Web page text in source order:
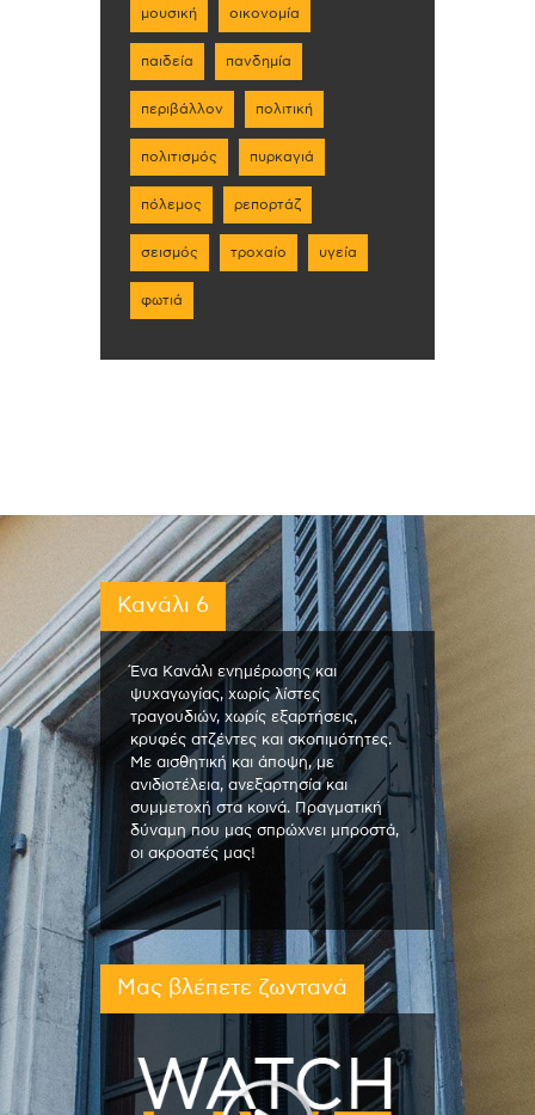
μουσική οικονομία
παιδεία πανδημία
περιβάλλον πολιτική
πολιτισμός πυρκαγιά
πόλεμος ρεπορτάζ
σεισμός τροχαίο υγεία
φωτιά
Κανάλι 6
Ένα Κανάλι ενημέρωσης και
ψυχαγωγίας, χωρίς λίστες
τραγουδιών, χωρίς εξαρτήσεις,
κρυφές ατζέντες και σκοπιμότητες.
Με αισθητική και άποψη, με
ανιδιοτέλεια, ανεξαρτησία και
συμμετοχή στα κοινά. Πραγματική
δύναμη που μας σπρώχνει μπροστά,
οι ακροατές μας!
Μας βλέπετε ζωντανά